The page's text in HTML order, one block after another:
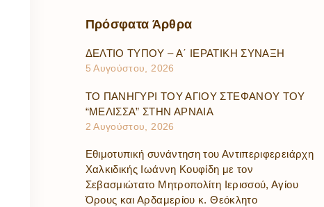
Πρόσφατα Άρθρα
ΔΕΛΤΙΟ ΤΥΠΟΥ – Α΄ ΙΕΡΑΤΙΚΗ ΣΥΝΑΞΗ
5 Αυγούστου, 2026
ΤΟ ΠΑΝΗΓΥΡΙ ΤΟΥ ΑΓΙΟΥ ΣΤΕΦΑΝΟΥ ΤΟΥ
“ΜΕΛΙΣΣΑ” ΣΤΗΝ ΑΡΝΑΙΑ
2 Αυγούστου, 2026
Εθιμοτυπική συνάντηση του Αντιπεριφερειάρχη
Χαλκιδικής Ιωάννη Κουφίδη με τον
Σεβασμιώτατο Μητροπολίτη Ιερισσού, Αγίου
Όρους και Αρδαμερίου κ. Θεόκλητο